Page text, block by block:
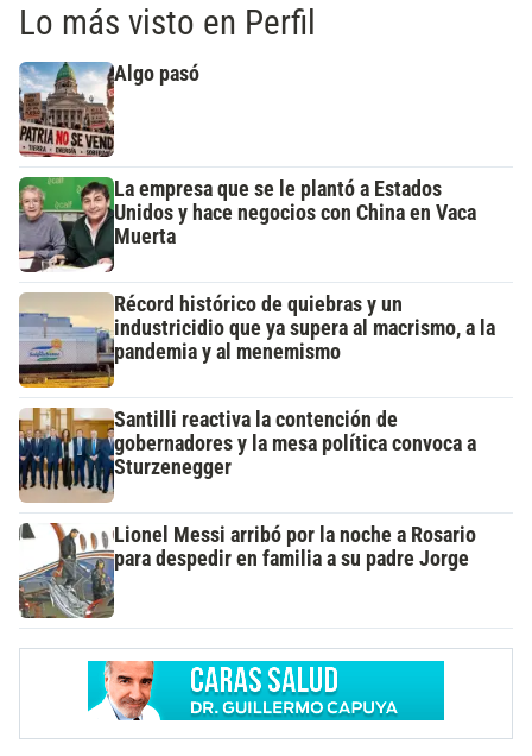
Lo más visto en Perfil
Algo pasó
La empresa que se le plantó a Estados
Unidos y hace negocios con China en Vaca
Muerta
Récord histórico de quiebras y un
industricidio que ya supera al macrismo, a la
pandemia y al menemismo
Santilli reactiva la contención de
gobernadores y la mesa política convoca a
Sturzenegger
Lionel Messi arribó por la noche a Rosario
para despedir en familia a su padre Jorge